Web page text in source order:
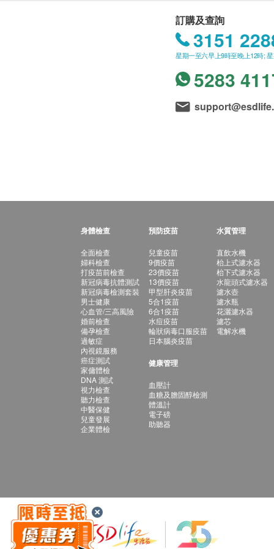
訂購及查詢
3151
星期一至六早上9時至晚上12時;
5283
身體檢查
全面檢查
婦科檢查
打疫苗前檢查
新冠病毒抗體測試
新冠病毒檢測套裝
男士健康
心血管/三高風險
婚前檢查
備孕檢查
過敏症
內視鏡服務
癌症測試
家傭體檢
DNA 測試
視力檢查
聽力檢查
中醫保健
兒童發展
企業體檢
預防疫苗
兒童疫苗
9價疫苗
23價疫苗
13價疫苗
甲型肝炎疫苗
5合1疫苗
6合1疫苗
水痘疫苗
輪狀病毒口服疫苗
日本腦炎疫苗
健康管理
血壓計
血糖及膽固醇檢測
體溫計
電子磅
助聽器
水質管理
直飲水機
枱上式濾水器
枱下式濾水器
水龍頭式濾水器
濾水壺
濾水瓶
花灑濾水器
濾芯
電解水機